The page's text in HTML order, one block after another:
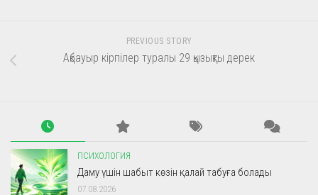
PREVIOUS STORY
Ақбауыр кірпілер туралы 29 қызықты дерек
ПСИХОЛОГИЯ
Даму үшін шабыт көзін қалай табуға болады
07.08.2026